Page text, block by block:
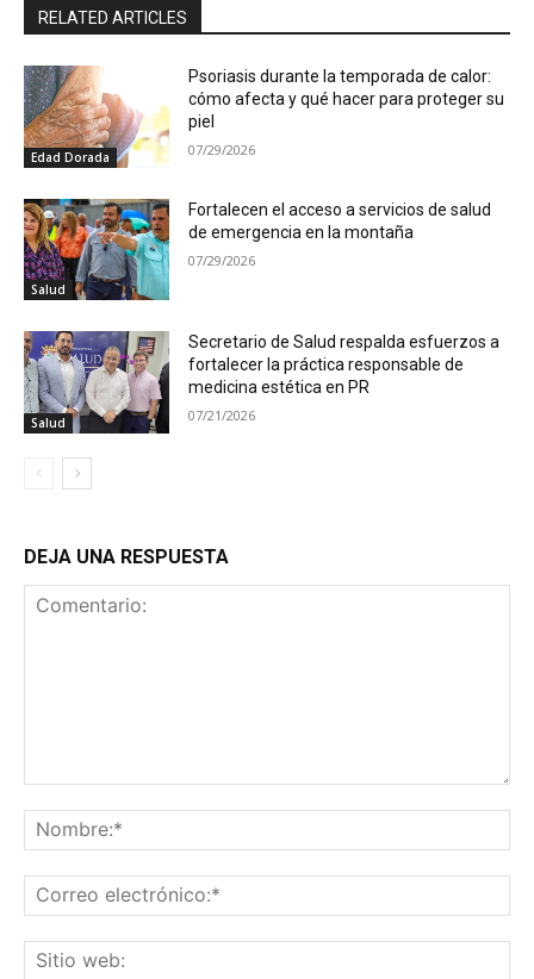
RELATED ARTICLES
Edad Dorada
Psoriasis durante la temporada de calor:
cómo afecta y qué hacer para proteger su
piel
07/29/2026
Salud
Fortalecen el acceso a servicios de salud
de emergencia en la montaña
07/29/2026
Salud
Secretario de Salud respalda esfuerzos a
fortalecer la práctica responsable de
medicina estética en PR
07/21/2026
DEJA UNA RESPUESTA